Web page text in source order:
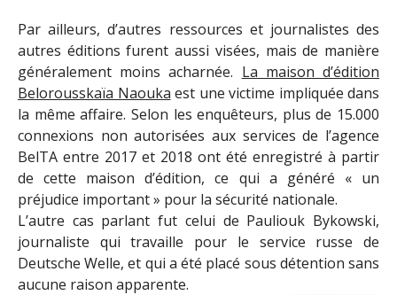
Par ailleurs, d’autres ressources et journalistes des
autres éditions furent aussi visées, mais de manière
généralement moins acharnée. La maison d’édition
Belorousskaïa Naouka est une victime impliquée dans
la même affaire. Selon les enquêteurs, plus de 15.000
connexions non autorisées aux services de l’agence
BelTA entre 2017 et 2018 ont été enregistré à partir
de cette maison d’édition, ce qui a généré « un
préjudice important » pour la sécurité nationale.
L’autre cas parlant fut celui de Pauliouk Bykowski,
journaliste qui travaille pour le service russe de
Deutsche Welle, et qui a été placé sous détention sans
aucune raison apparente.